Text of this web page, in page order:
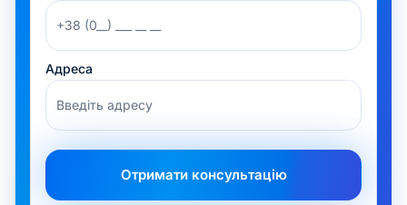
Адреса